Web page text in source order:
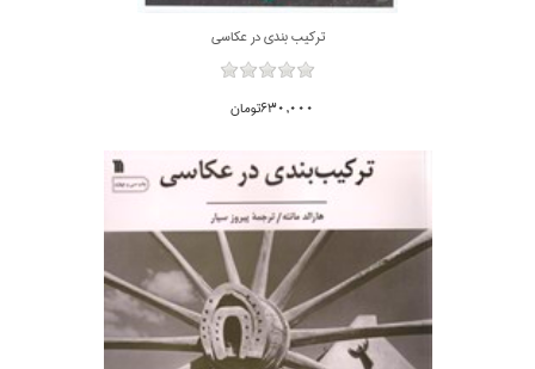
تركيب بندي در عكاسي
630,000تومان